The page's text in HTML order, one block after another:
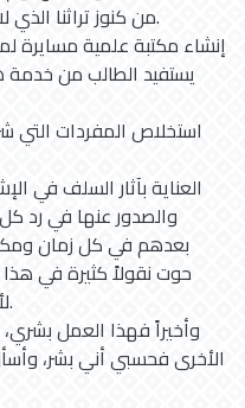
من كنوز تراثنا الذي
يستفيد الطالب من خدمة
والصدور عنها في رد
بعدهم في كل زمان
حوت نقولاً كثيرة في
وأخيراً فهذا العمل
الأخرى فحسبي أني بشر،